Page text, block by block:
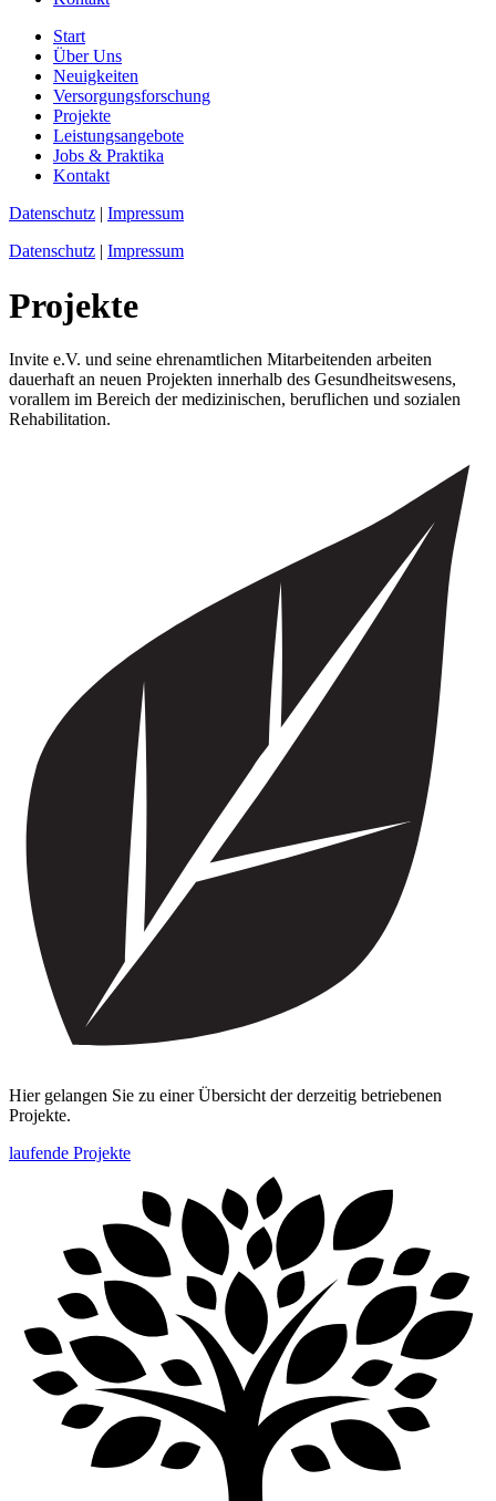
Start
Über Uns
Neuigkeiten
Versorgungs­forschung
Projekte
Leistungsangebote
Jobs & Praktika
Kontakt
Datenschutz | Impressum
Datenschutz | Impressum
Projekte
Invite e.V. und seine ehrenamtlichen Mitarbeitenden arbeiten
dauerhaft an neuen Projekten innerhalb des Gesundheitswesens,
vorallem im Bereich der medizinischen, beruflichen und sozialen
Rehabilitation.
Hier gelangen Sie zu einer Übersicht der derzeitig betriebenen
Projekte.
laufende Projekte